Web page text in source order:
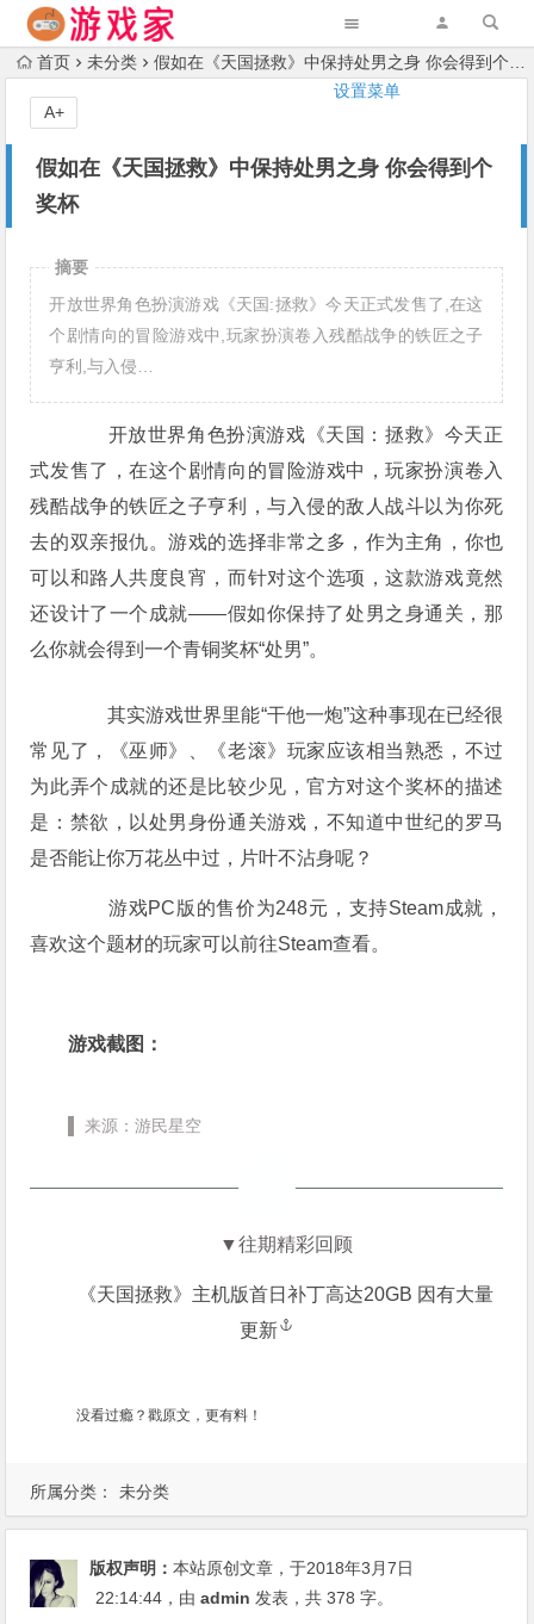
设置菜单
首页 未分类 假如在《天国拯救》中保持处男之身 你会得到个奖杯
假如在《天国拯救》中保持处男之身 你会得到个
奖杯
A+
所属分类： 未分类
摘要
开放世界角色扮演游戏《天国:拯救》今天正式发售了,在这
个剧情向的冒险游戏中,玩家扮演卷入残酷战争的铁匠之子
亨利,与入侵…
开放世界角色扮演游戏《天国：拯救》今天正
式发售了，在这个剧情向的冒险游戏中，玩家扮演卷入
残酷战争的铁匠之子亨利，与入侵的敌人战斗以为你死
去的双亲报仇。游戏的选择非常之多，作为主角，你也
可以和路人共度良宵，而针对这个选项，这款游戏竟然
还设计了一个成就——假如你保持了处男之身通关，那
么你就会得到一个青铜奖杯“处男”。
其实游戏世界里能“干他一炮”这种事现在已经很
常见了，《巫师》、《老滚》玩家应该相当熟悉，不过
为此弄个成就的还是比较少见，官方对这个奖杯的描述
是：禁欲，以处男身份通关游戏，不知道中世纪的罗马
是否能让你万花丛中过，片叶不沾身呢？
游戏PC版的售价为248元，支持Steam成就，
喜欢这个题材的玩家可以前往Steam查看。
游戏截图：
▌ 来源：游民星空
▼往期精彩回顾
《天国拯救》主机版首日补丁高达20GB 因有大量
更新
没看过瘾？戳原文，更有料！
版权声明：本站原创文章，于2018年3月7日
22:14:44 ，由admin 发表，共 378 字。